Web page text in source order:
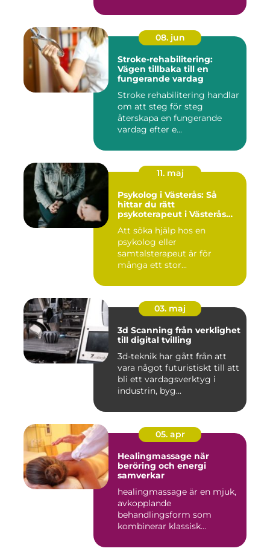
08. jun
Stroke-rehabilitering:
Vägen tillbaka till en
fungerande vardag
Stroke rehabilitering handlar
om att steg för steg
återskapa en fungerande
vardag efter e...
11. maj
Psykolog i Västerås: Så
hittar du rätt
psykoterapeut i Västerås
Att söka hjälp hos en
psykolog eller
samtalsterapeut är för
många ett stor...
03. maj
3d Scanning från verklighet
till digital tvilling
3d-teknik har gått från att
vara något futuristiskt till att
bli ett vardagsverktyg i
industrin, byg...
05. apr
Healingmassage när
beröring och energi
samverkar
healingmassage är en mjuk,
avkopplande
behandlingsform som
kombinerar klassisk